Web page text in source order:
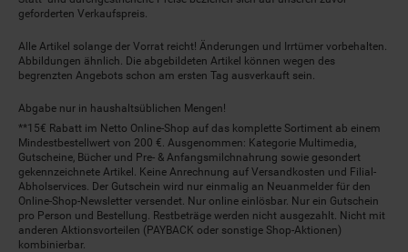
geforderten Verkaufspreis.
Alle Artikel solange der Vorrat reicht! Änderungen und Irrtümer vorbehalten.
Abbildungen ähnlich. Die abgebildeten Artikel können wegen des
begrenzten Angebots schon am ersten Tag ausverkauft sein.
Abgabe nur in haushaltsüblichen Mengen!
**15€ Rabatt im Netto Online-Shop auf das komplette Sortiment ab einem
Mindestbestellwert von 200 €. Ausgenommen: Kategorie Multimedia,
Gutscheine, Bücher und Pre- & Anfangsmilchnahrung sowie gesondert
gekennzeichnete Artikel. Keine Anrechnung auf Versandkosten und Filial-
Abholservices. Der Gutschein wird nur einmalig an Neuanmelder für den
Online-Shop-Newsletter versendet. Nur online einlösbar. Nur ein Gutschein
pro Person und Bestellung. Restbeträge werden nicht ausgezahlt. Nicht mit
anderen Aktionsvorteilen (PAYBACK oder sonstige Shop-Aktionen)
kombinierbar.